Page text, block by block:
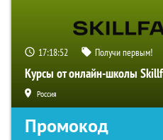
17:18:51 Получи первым!
Курсы от онлайн-школы
Россия
Промокод